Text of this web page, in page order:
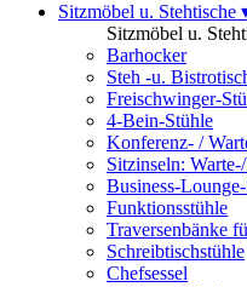
Sitzmöbel u. Stehtische
Sitzmöbel u.
Barhocker
Steh -u.
Freischwinger-
4-Bein-Stühle
Konferenz- /
Sitzinseln:
Business-Lounge-
Funktionsstühle
Traversenbänke
Schreibtischstühle
Chefsessel